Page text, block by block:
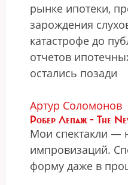
рынке ипотеки,
зарождения
катастрофе до
отчетов
остались позади
Артур Соломонов
Робер Лепаж - The
Мои спектакли —
импровизаций.
форму даже в